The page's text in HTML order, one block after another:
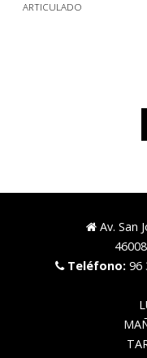
ARTICULADO
Av. San
Teléfono: 96